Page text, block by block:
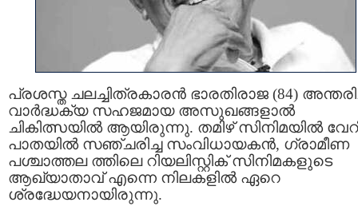
പ്രശസ്ത ചലച്ചിത്രകാരൻ ഭാരതിരാജ (84)
വാർദ്ധക്യ സഹജമായ അസുഖങ്ങളാൽ
ചികിത്സയിൽ ആയിരുന്നു. തമിഴ് സിനിമയിൽ
പാതയിൽ സഞ്ചരിച്ച സംവിധായകൻ, ഗ്രാമീണ
പശ്ചാത്തല ത്തിലെ റിയലിസ്റ്റിക് സിനിമകളുടെ
ആഖ്യാതാവ് എന്നെ നിലകളിൽ ഏറെ
ശ്രദ്ധേയനായിരുന്നു.